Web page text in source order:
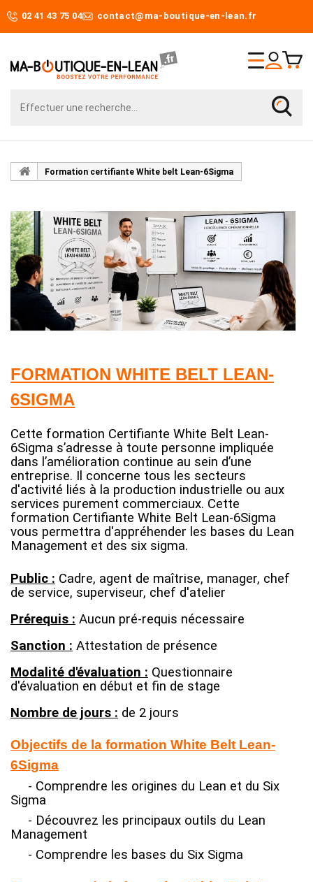
02 41 43 75 04 contact@ma-boutique-en-lean.fr
Formation certifiante White belt Lean-6Sigma
FORMATION WHITE BELT LEAN-
6SIGMA
Cette formation Certifiante White Belt Lean-
6Sigma s’adresse à toute personne impliquée
dans l’amélioration continue au sein d’une
entreprise. Il concerne tous les secteurs
d'activité liés à la production industrielle ou aux
services purement commerciaux. Cette
formation Certifiante White Belt Lean-6Sigma
vous permettra d'appréhender les bases du Lean
Management et des six sigma.
Public : Cadre, agent de maîtrise, manager, chef
de service, superviseur, chef d'atelier
Prérequis : Aucun pré-requis nécessaire
Sanction : Attestation de présence
Modalité d'évaluation : Questionnaire
d'évaluation en début et fin de stage
Nombre de jours : de 2 jours
Objectifs de la formation White Belt Lean-
6Sigma
- Comprendre les origines du Lean et du Six
Sigma
- Découvrez les principaux outils du Lean
Management
- Comprendre les bases du Six Sigma